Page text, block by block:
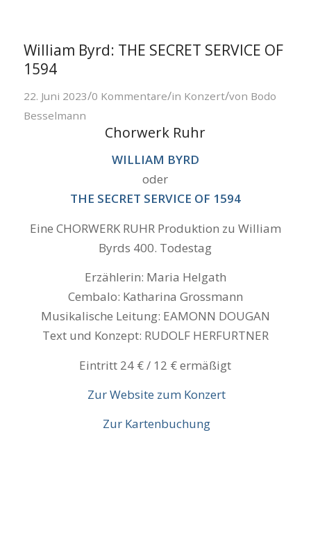
William Byrd: THE SECRET SERVICE OF
1594
22. Juni 2023/0 Kommentare/in Konzert/von Bodo
Besselmann
Chorwerk Ruhr
WILLIAM BYRD
oder
THE SECRET SERVICE OF 1594
Eine CHORWERK RUHR Produktion zu William
Byrds 400. Todestag
Erzählerin: Maria Helgath
Cembalo: Katharina Grossmann
Musikalische Leitung: EAMONN DOUGAN
Text und Konzept: RUDOLF HERFURTNER
Eintritt 24 € / 12 € ermäßigt
Zur Website zum Konzert
Zur Kartenbuchung